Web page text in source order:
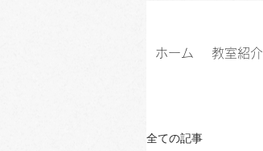
ホーム 教室紹介
全ての記事